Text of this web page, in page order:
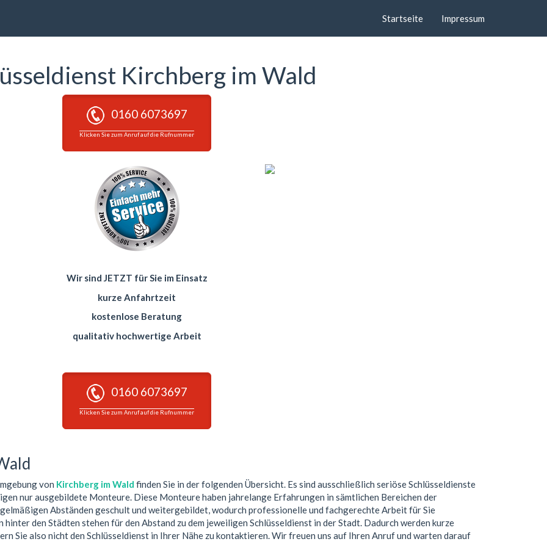
Startseite Impressum
Kirchberg im Wald
0160 6073697
Klicken Sie zum Anruf auf die Rufnummer
Wir sind JETZT für Sie im Einsatz
kurze Anfahrtzeit
kostenlose Beratung
qualitativ hochwertige Arbeit
0160 6073697
Klicken Sie zum Anruf auf die Rufnummer
von Kirchberg im Wald finden Sie in der folgenden Übersicht. Es sind ausschließlich seriöse Schlüsseldienste
nur ausgebildete Monteure. Diese Monteure haben jahrelange Erfahrungen in sämtlichen Bereichen der
Abständen geschult und weitergebildet, wodurch professionelle und fachgerechte Arbeit für Sie
den Städten stehen für den Abstand zu dem jeweiligen Schlüsseldienst in der Stadt. Dadurch werden kurze
Sie also nicht den Schlüsseldienst in Ihrer Nähe zu kontaktieren. Wir freuen uns auf Ihren Anruf und warten darauf